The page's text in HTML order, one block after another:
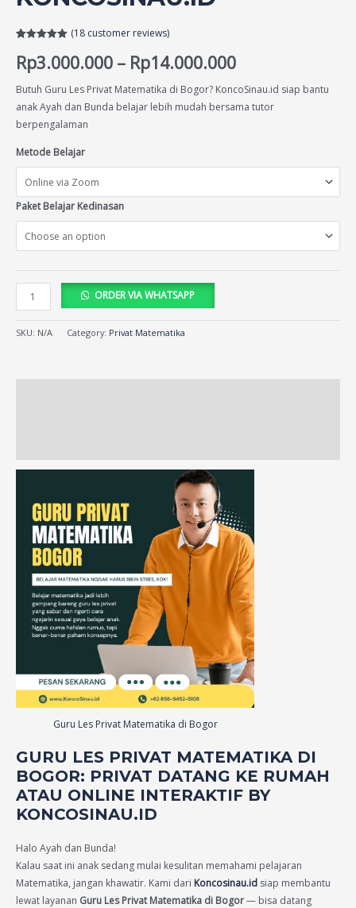
out of 5
based on
customer
ratings
(18customer reviews)
Rp3.000.000 – Rp14.000.000
Butuh Guru Les Privat Matematika di Bogor? KoncoSinau.id siap bantu
anak Ayah dan Bunda belajar lebih mudah bersama tutor
berpengalaman
Metode Belajar
Paket Belajar Kedinasan
ORDER VIA WHATSAPP
SKU: N/A Category: Privat Matematika
Guru Les Privat Matematika di Bogor
GURU LES PRIVAT MATEMATIKA DI
BOGOR: PRIVAT DATANG KE RUMAH
ATAU ONLINE INTERAKTIF BY
KONCOSINAU.ID
Halo Ayah dan Bunda!
Kalau saat ini anak sedang mulai kesulitan memahami pelajaran
Matematika, jangan khawatir. Kami dari Koncosinau.id siap membantu
lewat layanan Guru Les Privat Matematika di Bogor— bisa datang